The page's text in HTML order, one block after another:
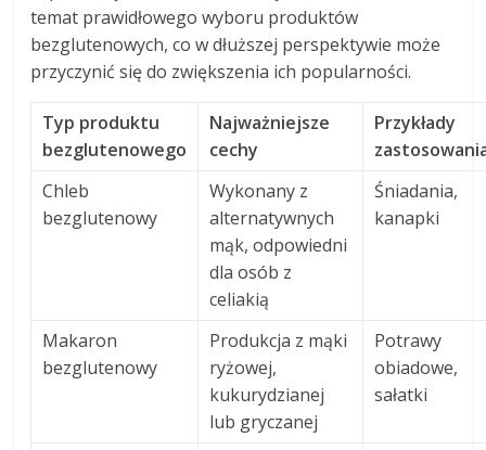
temat prawidłowego wyboru produktów
bezglutenowych, co w dłuższej perspektywie może
przyczynić się do zwiększenia ich popularności.
Typ produktu
bezglutenowego
Najważniejsze
cechy
Przykłady
Chleb
bezglutenowy
Wykonany z
alternatywnych
mąk, odpowiedni
dla osób z
celiakią
Śniadania,
kanapki
Makaron
bezglutenowy
Produkcja z mąki
ryżowej,
kukurydzianej
lub gryczanej
Potrawy
obiadowe,
sałatki